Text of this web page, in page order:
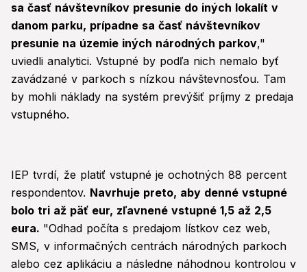
sa časť návštevníkov presunie do iných lokalít v
danom parku, prípadne sa časť návštevníkov
presunie na územie iných národných parkov,"
uviedli analytici. Vstupné by podľa nich nemalo byť
zavádzané v parkoch s nízkou návštevnosťou. Tam
by mohli náklady na systém prevýšiť príjmy z predaja
vstupného.
IEP tvrdí, že platiť vstupné je ochotných 88 percent
respondentov. Navrhuje preto, aby denné vstupné
bolo tri až päť eur, zľavnené vstupné 1,5 až 2,5
eura. "Odhad počíta s predajom lístkov cez web,
SMS, v informačných centrách národných parkoch
alebo cez aplikáciu a následne náhodnou kontrolou v